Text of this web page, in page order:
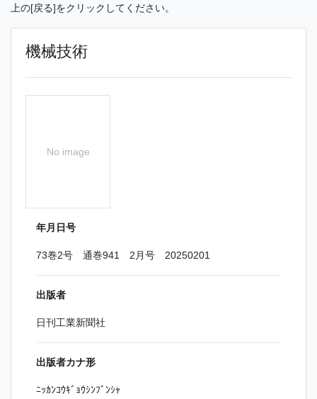
上の[戻る]をクリックしてください。
機械技術
No image
年月日号
73巻2号 通巻941 2月号 20250201
出版者
日刊工業新聞社
出版者カナ形
ﾆｯｶﾝｺｳｷﾞｮｳｼﾝﾌﾞﾝｼｬ